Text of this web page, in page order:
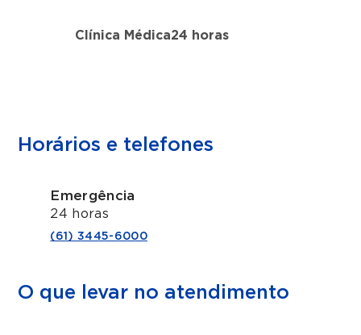
Clínica Médica24 horas
Horários e telefones
Emergência
24 horas
(61) 3445-6000
O que levar no atendimento